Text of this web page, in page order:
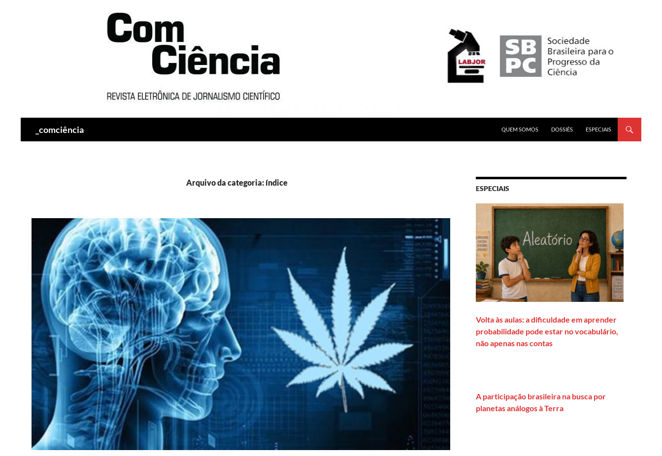
_comciência
QUEM SOMOS
DOSSIÊS ESPECIAIS
Arquivo da categoria: índice
ESPECIAIS
Volta às aulas: a dificuldade em aprender
probabilidade pode estar no vocabulário,
não apenas nas contas
A participação brasileira na busca por
planetas análogos à Terra